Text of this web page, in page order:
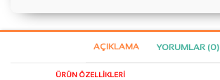
AÇIKLAMA YORUMLAR (0)
ÜRÜN ÖZELLİKLERİ